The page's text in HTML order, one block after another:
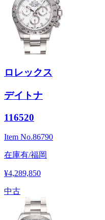
ロレックス
デイトナ
116520
Item No.86790
在庫有/福岡
¥4,289,850
中古